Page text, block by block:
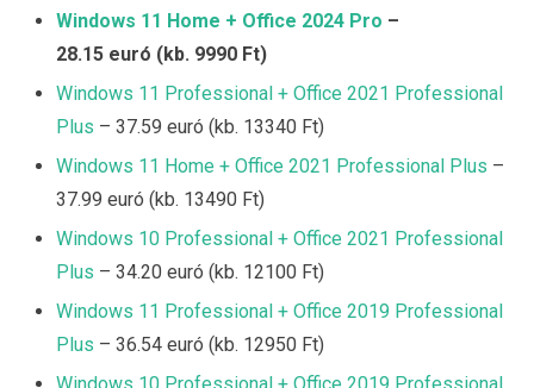
Windows 11 Home + Office 2024 Pro –
28.15 euró (kb. 9990 Ft)
Windows 11 Professional + Office 2021 Professional
Plus – 37.59 euró (kb. 13340 Ft)
Windows 11 Home + Office 2021 Professional Plus –
37.99 euró (kb. 13490 Ft)
Windows 10 Professional + Office 2021 Professional
Plus – 34.20 euró (kb. 12100 Ft)
Windows 11 Professional + Office 2019 Professional
Plus – 36.54 euró (kb. 12950 Ft)